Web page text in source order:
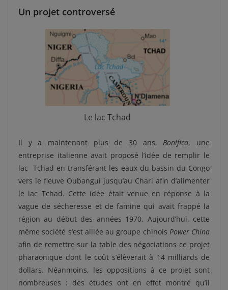
Un projet controversé
Le lac Tchad
Il y a maintenant plus de 30 ans,Bonifica, une
entreprise italienne avait proposé l’idée de remplir le
lac Tchad en transférant les eaux du bassin du Congo
vers le fleuve Oubangui jusqu’au Chari afin d’alimenter
le lac Tchad. Cette idée était venue en réponse à la
vague de sécheresse et de famine qui avait frappé la
région au début des années 1970. Aujourd’hui, cette
même société s’est alliée au groupe chinois Power China
afin de remettre sur la table des négociations ce projet
pharaonique dont le coût s’élèverait à 14 milliards de
dollars. Néanmoins, les oppositions à ce projet sont
nombreuses : des études ont en effet montré qu’il